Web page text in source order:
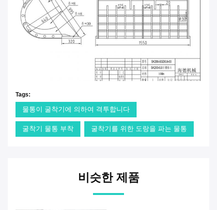
Tags:
물통이 굴착기에 의하여 격투합니다
굴착기 물통 부착 굴착기를 위한 도랑을 파는 물통
비슷한 제품